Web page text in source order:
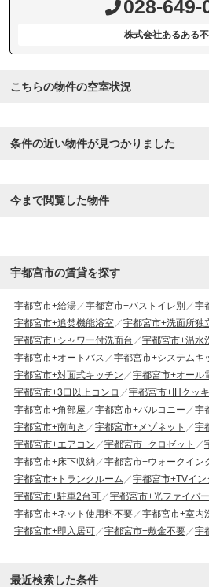
028-649-
株式会社あるある
こちらの物件の空室状況
条件の近い物件が見つかりました
今まで閲覧した物件
宇都宮市の賃貸を探す
宇都宮市+給湯 宇都宮市+バストイレ別
宇
宇都宮市+追焚機能浴室
宇都宮市+洗面所独
宇都宮市+シャワー付洗面台
宇都宮市+温水
宇都宮市+オートバス
宇都宮市+システムキ
宇都宮市+対面式キッチン
宇都宮市+オール
宇都宮市+3口以上コンロ
宇都宮市+IHクッ
宇都宮市+角部屋
宇都宮市+バルコニー
宇
宇都宮市+南向き
宇都宮市+メゾネット
宇
宇都宮市+エアコン
宇都宮市+クロゼット
宇都宮市+床下収納
宇都宮市+ウォークイン
宇都宮市+トランクルーム
宇都宮市+TVイン
宇都宮市+駐車2台可
宇都宮市+光ファイバー
宇都宮市+ネット使用料不要
宇都宮市+室内
宇都宮市+即入居可
宇都宮市+敷金不要 宇
最近検索した条件